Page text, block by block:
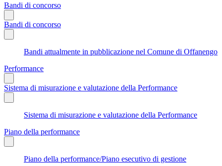
Bandi di concorso
Bandi di concorso
Bandi attualmente in pubblicazione nel Comune di Offanengo
Performance
Sistema di misurazione e valutazione della Performance
Sistema di misurazione e valutazione della Performance
Piano della performance
Piano della performance/Piano esecutivo di gestione